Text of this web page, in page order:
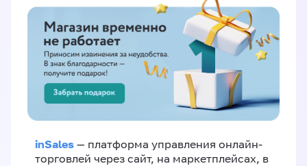
inSales — платформа управления онлайн-
торговлей через сайт, на маркетплейсах, в